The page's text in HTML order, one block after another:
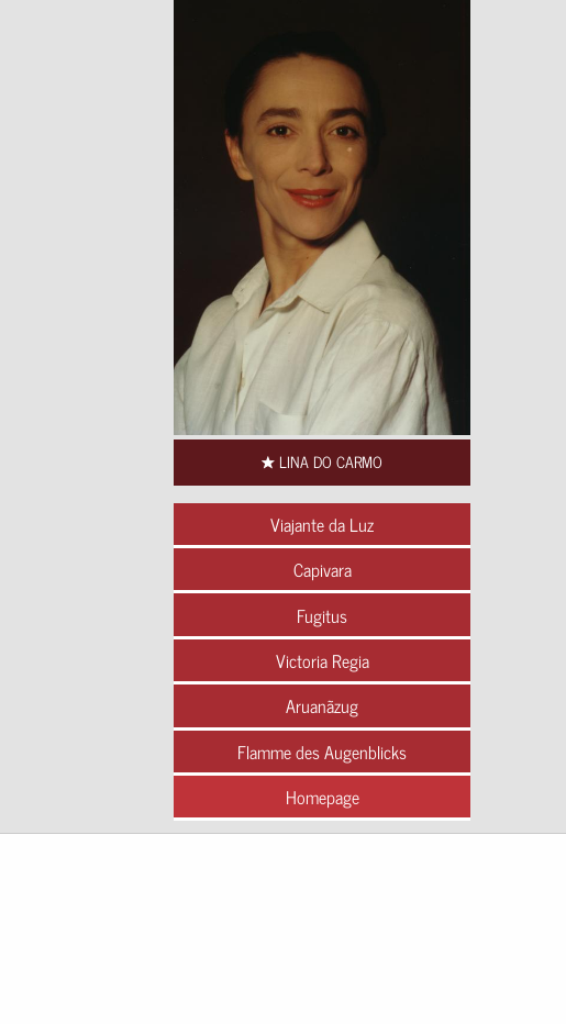
LINA DO CARMO
Viajante da Luz
Capivara
Fugitus
Victoria Regia
Aruanãzug
Flamme des Augenblicks
Homepage